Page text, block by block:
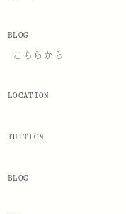
BLOG
こちらから
LOCATION
TUITION
BLOG